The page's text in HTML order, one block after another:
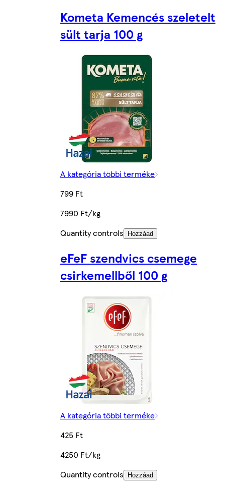
Kometa Kemencés szeletelt
sült tarja 100 g
A kategória többi terméke
799 Ft
7990 Ft/kg
Quantity controls
Hozzáad
eFeF szendvics csemege
csirkemellből 100 g
A kategória többi terméke
425 Ft
4250 Ft/kg
Quantity controls
Hozzáad